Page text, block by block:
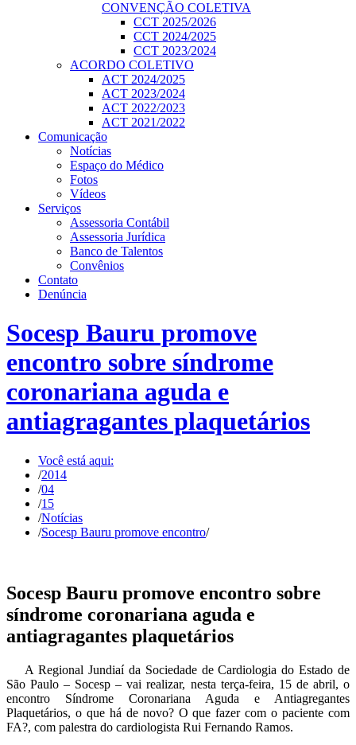
CONVENÇÃO COLETIVA
CCT 2025/2026
CCT 2024/2025
CCT 2023/2024
ACORDO COLETIVO
ACT 2024/2025
ACT 2023/2024
ACT 2022/2023
ACT 2021/2022
Comunicação
Notícias
Espaço do Médico
Fotos
Vídeos
Serviços
Assessoria Contábil
Assessoria Jurídica
Banco de Talentos
Convênios
Contato
Denúncia
Socesp Bauru promove
encontro sobre síndrome
coronariana aguda e
antiagragantes plaquetários
Você está aqui:
/2014
/04
/15
/Notícias
/Socesp Bauru promove encontro/
Socesp Bauru promove encontro sobre
síndrome coronariana aguda e
antiagragantes plaquetários
A Regional Jundiaí da Sociedade de Cardiologia do Estado de
São Paulo – Socesp – vai realizar, nesta terça-feira, 15 de abril, o
encontro Síndrome Coronariana Aguda e Antiagregantes
Plaquetários, o que há de novo? O que fazer com o paciente com
FA?, com palestra do cardiologista Rui Fernando Ramos.